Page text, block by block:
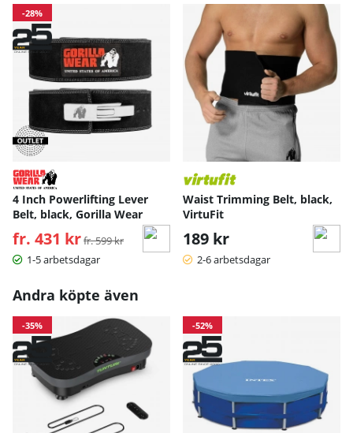
-28%
4 Inch Powerlifting Lever
Belt, black, Gorilla Wear
fr. 431 kr Ordinarie pris:
fr. 599 kr
1-5 arbetsdagar
Waist Trimming Belt, black,
VirtuFit
189 kr
2-6 arbetsdagar
Andra köpte även
-35% -52%